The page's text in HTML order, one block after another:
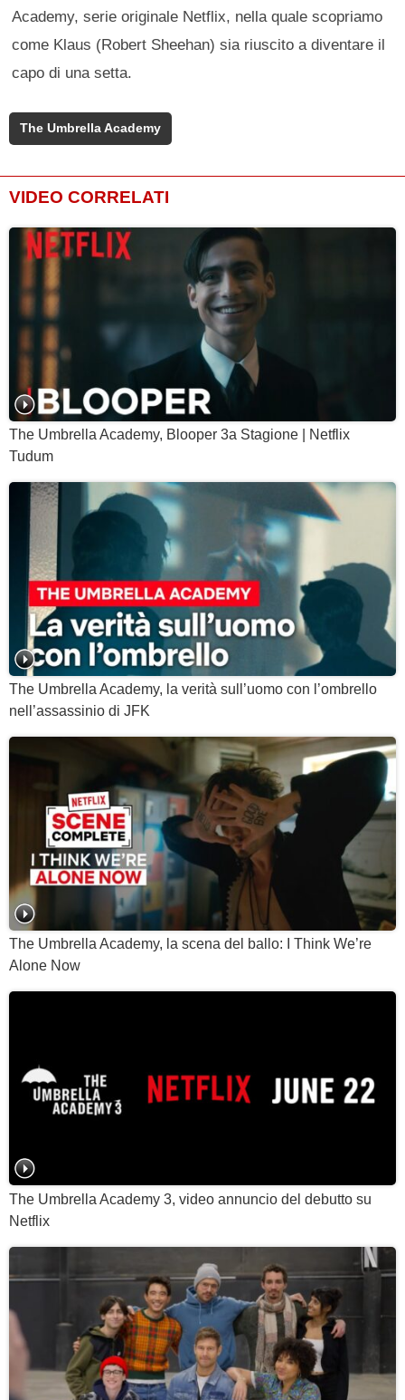
Academy, serie originale Netflix, nella quale scopriamo
come Klaus (Robert Sheehan) sia riuscito a diventare il
capo di una setta.
The Umbrella Academy
VIDEO CORRELATI
The Umbrella Academy, Blooper 3a Stagione | Netflix
Tudum
The Umbrella Academy, la verità sull’uomo con l’ombrello
nell’assassinio di JFK
The Umbrella Academy, la scena del ballo: I Think We’re
Alone Now
The Umbrella Academy 3, video annuncio del debutto su
Netflix